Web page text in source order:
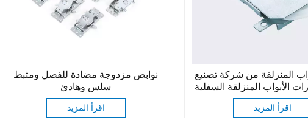
نوابض مزدوجة مضادة للفصل ومثبط
سلس وهادئ
اقرأ المزيد
المنزلقة من شركة تصنيع
الأبواب المنزلقة السفلية
الملابس للفنادق
اقرأ المزيد